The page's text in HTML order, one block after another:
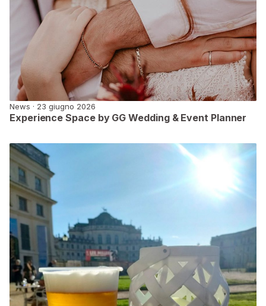
News · 23 giugno 2026
Experience Space by GG Wedding & Event Planner